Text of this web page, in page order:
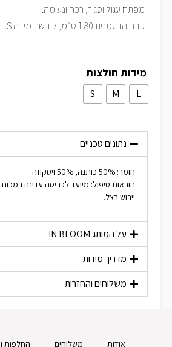
מפתח עגול וסגור, רכה ונעימה.
גובה הדוגמנית 1.80 ס״מ, לובשת מידה S.
מידות חולצות
L
M
S
נתונים טכניים
חומר: 50% כותנה, 50% ויסקוזה.
ייבוש בצל.
על המותג IN BLOOM
מדריך מידות
משלוחים והחזרות
אודות משלוחים החלפות